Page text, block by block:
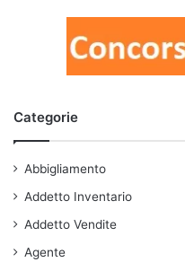
Categorie
Abbigliamento
Addetto Inventario
Addetto Vendite
Agente